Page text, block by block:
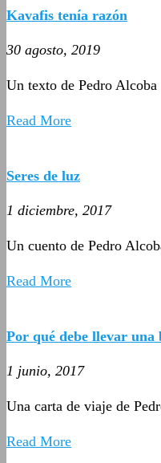
Kavafis tenía razón
30 agosto, 2019
Un texto de Pedro Alcoba
Read More
Seres de luz
1 diciembre, 2017
Un cuento de Pedro
Read More
Por qué debe llevar
1 junio, 2017
Una carta de viaje de
Read More